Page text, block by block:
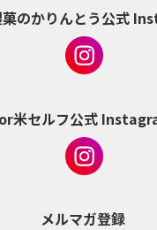
菓のかりんとう公式
米セルフ公式
メルマガ登録